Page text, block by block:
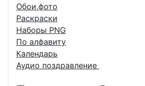
Обои,фото
Раскраски
Наборы PNG
По алфавиту
Календарь
Аудио поздравление